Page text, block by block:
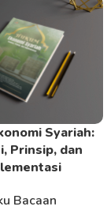
Syariah:
Prinsip, dan
Bacaan